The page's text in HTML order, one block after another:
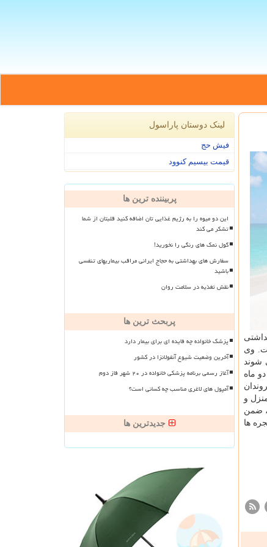
وی
شوند
ماه
و
ضمن
ها
لینک دوستان پاراسول
فیش حج
قیمت بیسیم کنوود
پربیننده ترین ها
این دو میوه را به رژیم غذایی تان اضافه کنید قلبتان از شما
تشکر می کند
گول نمک های رنگی را نخورید!
سفارش های بهداشتی به حجاج ایرانی مراقب بیماریهای تنفسی
باشید
نقش تغذیه در سلامت روان
پربحث ترین ها
پزشک خانواده چه فایده ای برای بیمار دارد
آخرین وضعیت شیوع آنفولانزا در کشور
آغاز رسمی برنامه پزشکی خانواده در ۲۰ شهر فاز دوم
آمپول های لاغری مناسب چه کسانی است؟
جدیدترین ها